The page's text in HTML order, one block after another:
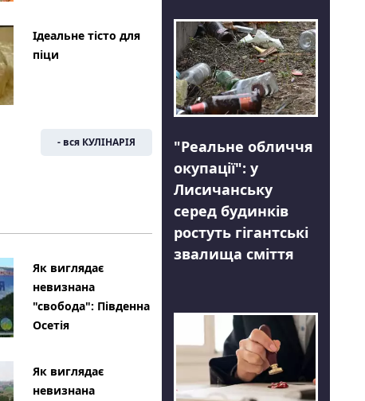
Ідеальне тісто для
піци
- вся КУЛІНАРІЯ
Як виглядає
невизнана
"свобода": Південна
Осетія
Як виглядає
невизнана
"Реальне обличчя
окупації": у
Лисичанську
серед будинків
ростуть гігантські
звалища сміття